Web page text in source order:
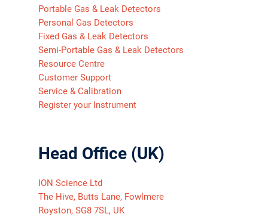
Portable Gas & Leak Detectors
Personal Gas Detectors
Fixed Gas & Leak Detectors
Semi-Portable Gas & Leak Detectors
Resource Centre
Customer Support
Service & Calibration
Register your Instrument
Head Office (UK)
ION Science Ltd
The Hive, Butts Lane, Fowlmere
Royston, SG8 7SL, UK